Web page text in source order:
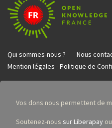
Qui sommes-nous ? Nous
Mention légales - Politique de
Vos dons nous permettent de
Soutenez-nous sur Liberapay ou